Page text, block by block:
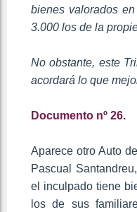
bienes valorados
3.000 los de la
No obstante, este
acordará lo que
Documento nº 26.
Aparece otro Auto
Pascual
el inculpado tiene
los de sus